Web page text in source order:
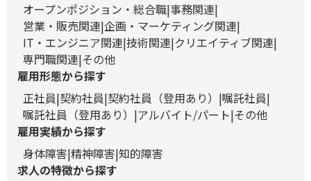
オープンポジション・総合職 事務関連
営業・販売関連 企画・マーケティング関連
IT・エンジニア関連 技術関連 クリエイティブ関連
専門職関連 その他
雇用形態から探す
正社員 契約社員 契約社員（登用あり）
嘱託社員
嘱託社員（登用あり）
アルバイト/パート その他
雇用実績から探す
身体障害 精神障害 知的障害
求人の特徴から探す